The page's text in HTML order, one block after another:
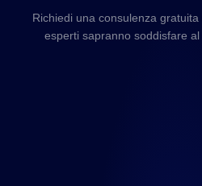
Richiedi una consulenza
esperti sapranno soddisfare